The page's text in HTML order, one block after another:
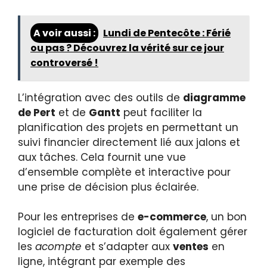
A voir aussi :
Lundi de Pentecôte : Férié
ou pas ? Découvrez la vérité sur ce jour
controversé !
L’intégration avec des outils de diagramme
de Pert et de Gantt peut faciliter la
planification des projets en permettant un
suivi financier directement lié aux jalons et
aux tâches. Cela fournit une vue
d’ensemble complète et interactive pour
une prise de décision plus éclairée.
Pour les entreprises de e-commerce, un bon
logiciel de facturation doit également gérer
les acompte et s’adapter aux ventes en
ligne, intégrant par exemple des